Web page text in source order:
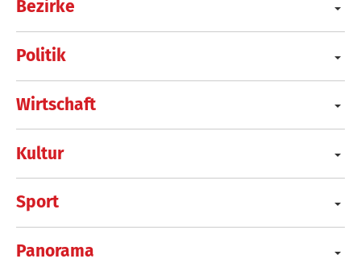
Bezirke
Politik
Wirtschaft
Kultur
Sport
Panorama